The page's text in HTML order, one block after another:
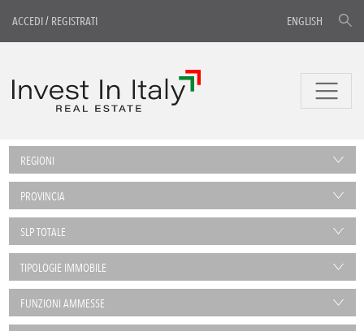
ACCEDI/ REGISTRATI ENGLISH
REGIONI
PROVINCIA
SLP TOTALE
TIPOLOGIE IMMOBILE
FUNZIONI AMMESSE